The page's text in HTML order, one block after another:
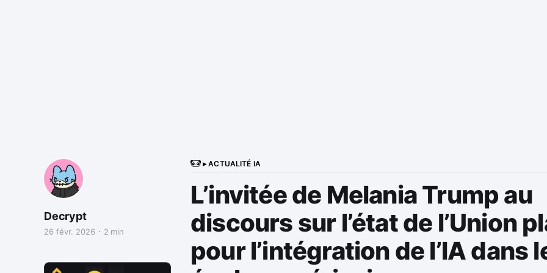
▸ ACTUALITÉ IA
L’invitée de Melania Trump au
discours sur l’état de l’Union
pour l’intégration de l’IA dans
Decrypt
26 févr. 2026 2 min